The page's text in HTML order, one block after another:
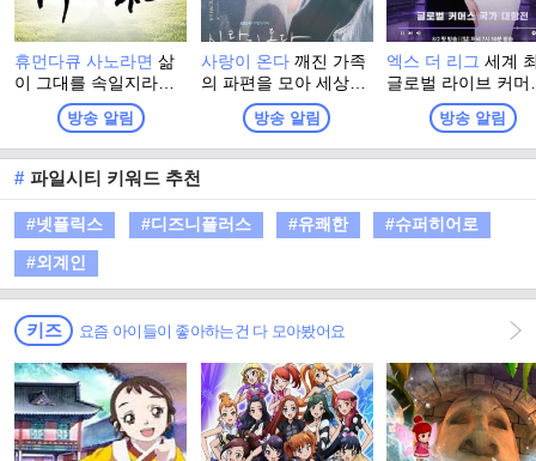
휴먼다큐 사노라면삶
이 그대를 속일지라도
슬퍼하거나 노 하지마
말라, 슬픈 날엔 참고
견디라 즐거운 날이 오
고야 말리니... 보통 사
람들의 특별한 이야기!
방송 알림
사랑이 온다 깨진 가족
의 파편을 모아 세상에
서 가장 따뜻한 인생 한
상을 차려내는 두 남녀
의 패밀리 레시피 드라
방송 알림
엑스 더 리그세계
글로벌 라이브 커머
쇼가 시작된다! 9개
개 팀, 40명의 최정
글로벌 셀러들이 펼
심을 건 치열한 대
오직 한 팀만이 우
방송 알림
# 파일시티 키워드 추천
#넷플릭스 #디즈니플러스 #유쾌한
#슈퍼히어로
#외계인
키즈 요즘 아이들이 좋아하는건 다 모아봤어요